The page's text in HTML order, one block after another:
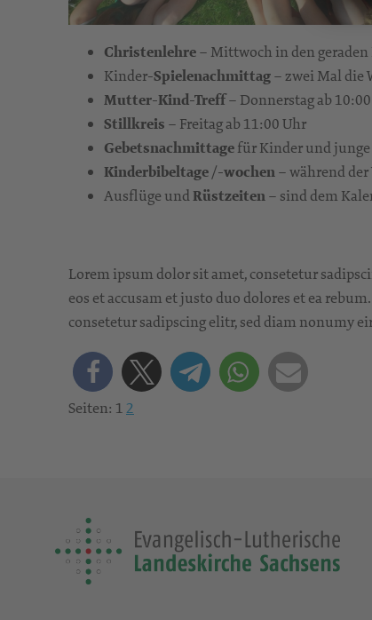
Christenlehre– Mittwoch in den geraden
Kinder-Spielenachmittag– zwei Mal die
Mutter-Kind-Treff– Donnerstag ab
Stillkreis – Freitag ab 11:00 Uhr
Gebetsnachmittagefür Kinder und junge
Kinderbibeltage/-wochen– während
Ausflüge undRüstzeiten– sind dem
Lorem ipsum dolor sit amet, consetetur
eos et accusam et justo duo dolores et ea
consetetur sadipscing elitr, sed diam nonumy
Seiten: 12